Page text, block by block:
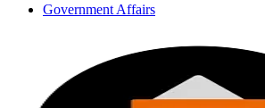
Government Affairs